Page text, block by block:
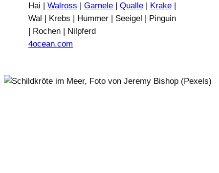
Hai | Walross | Garnele | Qualle | Krake |
Wal | Krebs | Hummer | Seeigel | Pinguin
| Rochen | Nilpferd
4ocean.com